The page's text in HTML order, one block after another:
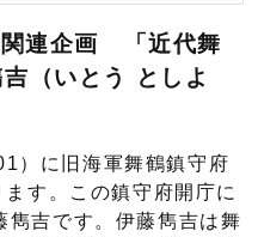
連企画 「近代舞
（いとう としよ
）に旧海軍舞鶴鎮守府
す。この鎮守府開庁に
雋吉です。伊藤雋吉は舞